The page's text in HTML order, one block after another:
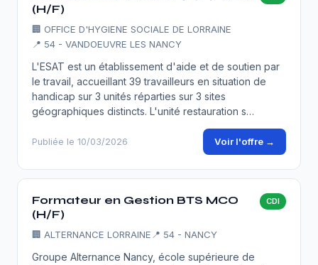
(H/F)
🏢 OFFICE D'HYGIENE SOCIALE DE LORRAINE
📍 54 - VANDOEUVRE LES NANCY
L'ESAT est un établissement d'aide et de soutien par
le travail, accueillant 39 travailleurs en situation de
handicap sur 3 unités réparties sur 3 sites
géographiques distincts. L'unité restauration s…
Publiée le 10/03/2026 Voir l'offre →
Formateur en Gestion BTS MCO
(H/F)
CDI
🏢 ALTERNANCE LORRAINE 📍 54 - NANCY
Groupe Alternance Nancy, école supérieure de